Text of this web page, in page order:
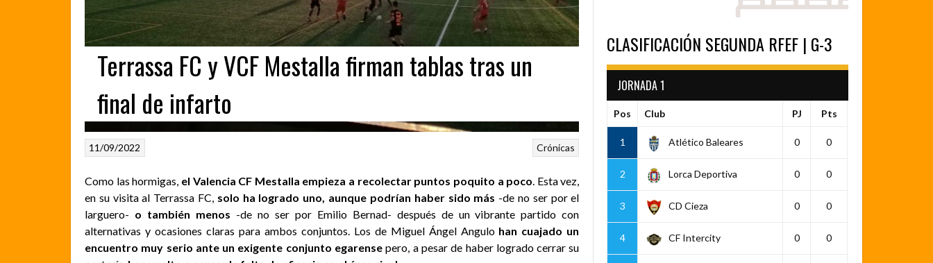
Terrassa FC y VCF Mestalla firman tablas tras un
final de infarto
Crónicas
11/09/2022
Como las hormigas, el Valencia CF Mestalla empieza a recolectar puntos poquito a poco. Esta vez,
en su visita al Terrassa FC, solo ha logrado uno, aunque podrían haber sido más -de no ser por el
larguero- o también menos -de no ser por Emilio Bernad- después de un vibrante partido con
alternativas y ocasiones claras para ambos conjuntos. Los de Miguel Ángel Angulohan cuajado un
encuentro muy serio ante un exigente conjunto egarensepero, a pesar de haber logrado cerrar su
CLASIFICACIÓN SEGUNDA RFEF | G-3
JORNADA 1
Pos Club PJ Pts
1 Atlético Baleares 0 0
2 Lorca Deportiva 0 0
3 CD Cieza 0 0
4 CF Intercity 0 0